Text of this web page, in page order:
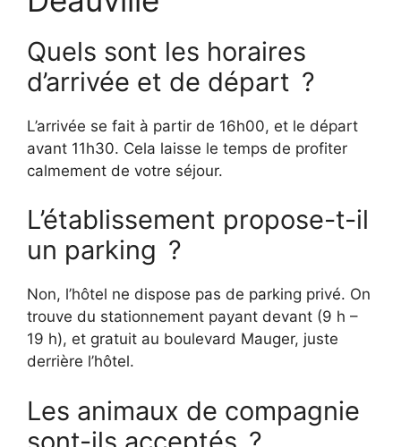
Quels sont les horaires
d’arrivée et de départ ?
L’arrivée se fait à partir de 16h00, et le départ
avant 11h30. Cela laisse le temps de profiter
calmement de votre séjour.
L’établissement propose-t-il
un parking ?
Non, l’hôtel ne dispose pas de parking privé. On
trouve du stationnement payant devant (9 h –
19 h), et gratuit au boulevard Mauger, juste
derrière l’hôtel.
Les animaux de compagnie